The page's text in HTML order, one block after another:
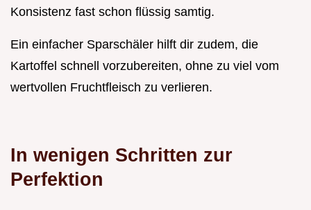
Konsistenz fast schon flüssig samtig.
Ein einfacher Sparschäler hilft dir zudem, die
Kartoffel schnell vorzubereiten, ohne zu viel vom
wertvollen Fruchtfleisch zu verlieren.
In wenigen Schritten zur
Perfektion